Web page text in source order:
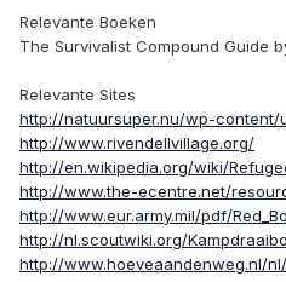
Relevante Boeken
The Survivalist Compound Guide
Relevante Sites
http://natuursuper.nu/wp-content/
http://www.rivendellvillage.org/
http://en.wikipedia.org/wiki/
http://www.the-ecentre.net/
http://www.eur.army.mil/pdf/
http://nl.scoutwiki.org/
http://www.hoeveaandenweg.nl/